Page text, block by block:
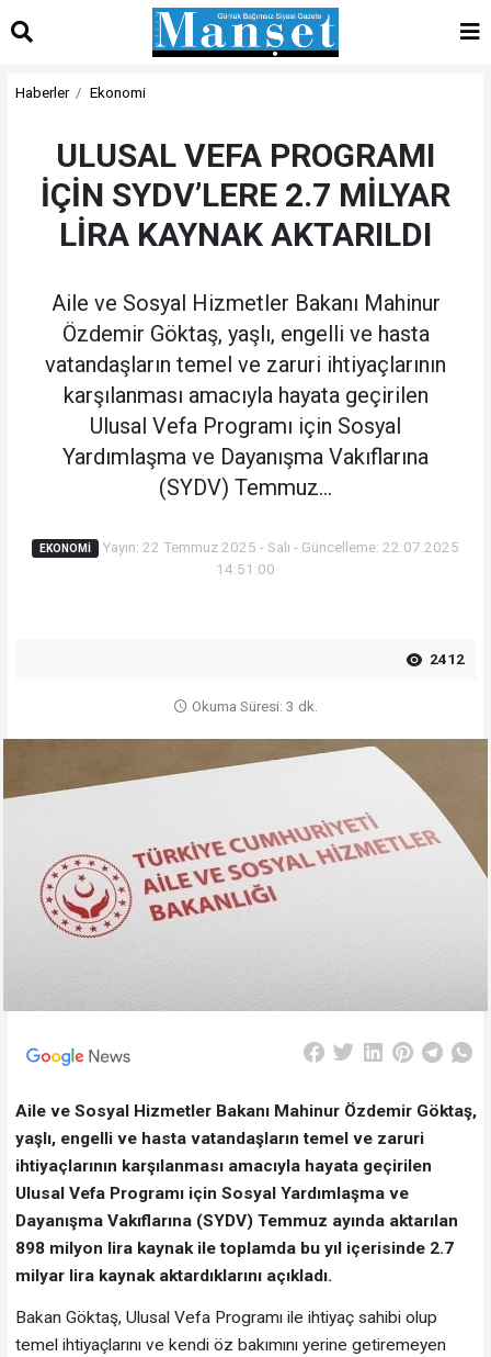
Haberler Ekonomi
ULUSAL VEFA PROGRAMI
İÇİN SYDV’LERE 2.7 MİLYAR
LİRA KAYNAK AKTARILDI
Aile ve Sosyal Hizmetler Bakanı Mahinur
Özdemir Göktaş, yaşlı, engelli ve hasta
vatandaşların temel ve zaruri ihtiyaçlarının
karşılanması amacıyla hayata geçirilen
Ulusal Vefa Programı için Sosyal
Yardımlaşma ve Dayanışma Vakıflarına
(SYDV) Temmuz...
EKONOMI Yayın: 22 Temmuz 2025 - Salı - Güncelleme: 22.07.2025
14:51:00
2412
Okuma Süresi: 3 dk.
Aile ve Sosyal Hizmetler Bakanı Mahinur Özdemir Göktaş,
yaşlı, engelli ve hasta vatandaşların temel ve zaruri
ihtiyaçlarının karşılanması amacıyla hayata geçirilen
Ulusal Vefa Programı için Sosyal Yardımlaşma ve
Dayanışma Vakıflarına (SYDV) Temmuz ayında aktarılan
898 milyon lira kaynak ile toplamda bu yıl içerisinde 2.7
milyar lira kaynak aktardıklarını açıkladı.
Bakan Göktaş, Ulusal Vefa Programı ile ihtiyaç sahibi olup
temel ihtiyaçlarını ve kendi öz bakımını yerine getiremeyen